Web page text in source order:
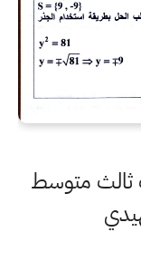
ثالث متوسط